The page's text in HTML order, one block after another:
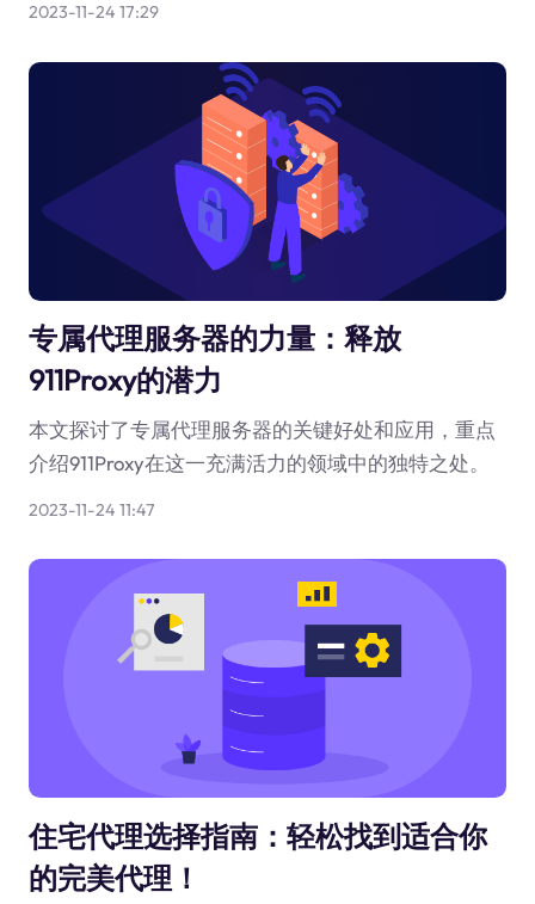
2023-11-24 17:29
专属代理服务器的力量：释放
911Proxy的潜力
本文探讨了专属代理服务器的关键好处和应用，重点
介绍911Proxy在这一充满活力的领域中的独特之处。
2023-11-24 11:47
住宅代理选择指南：轻松找到适合你
的完美代理！